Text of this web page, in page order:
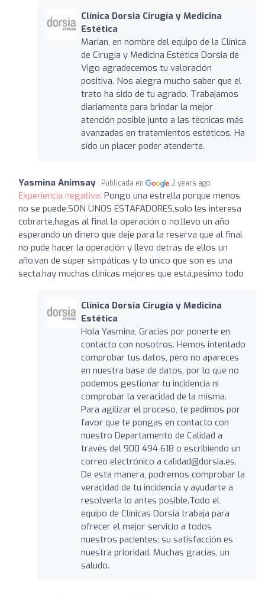
Clínica Dorsia Cirugía y Medicina
Estética
Marian, en nombre del equipo de la Clínica
de Cirugía y Medicina Estética Dorsia de
Vigo agradecemos tu valoración
positiva. Nos alegra mucho saber que el
trato ha sido de tu agrado. Trabajamos
diariamente para brindar la mejor
atención posible junto a las técnicas más
avanzadas en tratamientos estéticos. Ha
sido un placer poder atenderte.
Yasmina Animsay Publicada en 2 years ago
Experiencia negativa: Pongo una estrella porque menos
no se puede,SON UNOS ESTAFADORES,solo les interesa
cobrarte,hagas al final la operación o no,llevo un año
esperando un dinero que deje para la reserva que al final
no pude hacer la operación y llevo detrás de ellos un
año,van de súper simpáticas y lo único que son es una
secta,hay muchas clínicas mejores que está,pésimo todo
Clínica Dorsia Cirugía y Medicina
Estética
Hola Yasmina, Gracias por ponerte en
contacto con nosotros. Hemos intentado
comprobar tus datos, pero no apareces
en nuestra base de datos, por lo que no
podemos gestionar tu incidencia ni
comprobar la veracidad de la misma.
Para agilizar el proceso, te pedimos por
favor que te pongas en contacto con
nuestro Departamento de Calidad a
través del 900 494 618 o escribiendo un
correo electrónico a calidad@dorsia.es.
De esta manera, podremos comprobar la
veracidad de tu incidencia y ayudarte a
resolverla lo antes posible.Todo el
equipo de Clínicas Dorsia trabaja para
ofrecer el mejor servicio a todos
nuestros pacientes; su satisfacción es
nuestra prioridad. Muchas gracias, un
saludo.